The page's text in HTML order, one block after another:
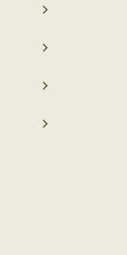
navigate_next
navigate_next
navigate_next
navigate_next